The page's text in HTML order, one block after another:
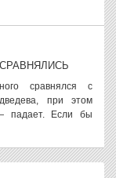
сравнялся с
при этом
падает. Если бы